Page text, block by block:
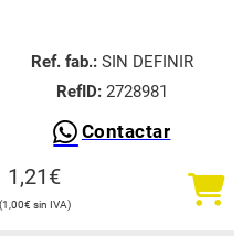
Ref. fab.:SIN DEFINIR
RefID:2728981
Contactar
1,21€
1,00€